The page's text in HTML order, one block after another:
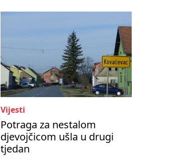
Vijesti
Potraga za nestalom
djevojčicom ušla u drugi
tjedan